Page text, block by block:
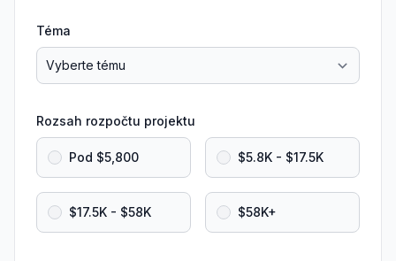
Téma
Rozsah rozpočtu projektu
Pod $5,800 $5.8K - $17.5K
$17.5K - $58K $58K+